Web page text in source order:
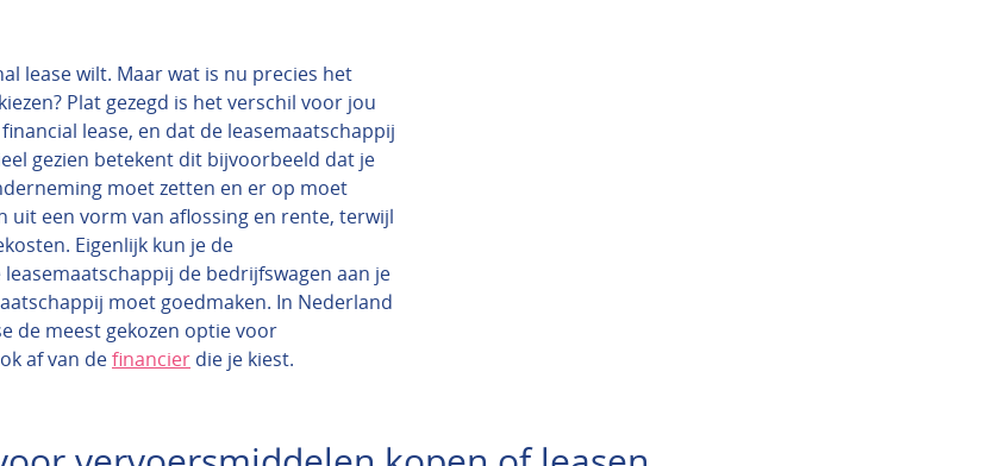
lease wilt. Maar wat is nu precies het
Plat gezegd is het verschil voor jou
lease, en dat de leasemaatschappij
gezien betekent dit bijvoorbeeld dat je
moet zetten en er op moet
uit een vorm van aflossing en rente, terwijl
Eigenlijk kun je de
de bedrijfswagen aan je
moet goedmaken. In Nederland
de meest gekozen optie voor
af van definancier die je kiest.